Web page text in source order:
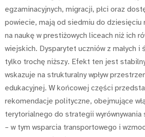
egzaminacyjnych, migracji, płci oraz
powiecie, mają od siedmiu do dziesięciu
na naukę w prestiżowych liceach niż ich
wiejskich. Dysparytet uczniów z małych
tylko trochę niższy. Efekt ten jest
wskazuje na strukturalny wpływ
edukacyjnej. W końcowej części
rekomendacje polityczne, obejmujące
terytorialnego do strategii wyrównywania
– w tym wsparcia transportowego i